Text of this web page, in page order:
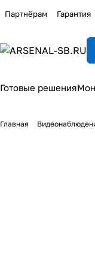
Партнёрам Гарантия
Готовые решения
Главная